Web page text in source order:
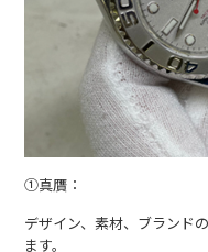
①真贋：
デザイン、素材、ブランド
ます。